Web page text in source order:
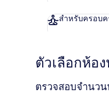
สำหรับครอบค
ตัวเลือกห้อ
ตรวจสอบจำนว